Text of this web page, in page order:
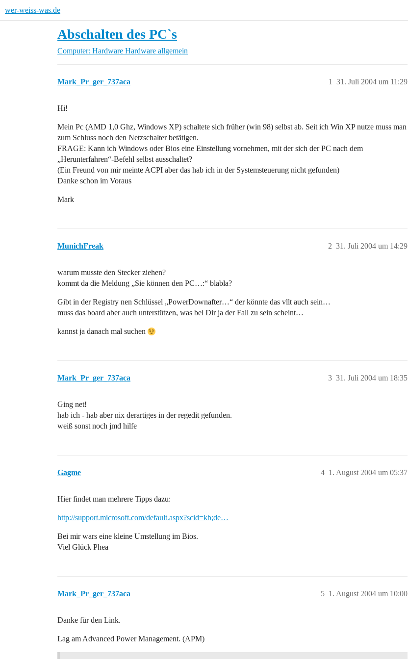
wer-weiss-was.de
Abschalten des PC`s
Computer: Hardware Hardware allgemein
Mark_Pr_ger_737aca 31. Juli 2004 um 11:29
1
Hi!
Mein Pc (AMD 1,0 Ghz, Windows XP) schaltete sich früher (win 98) selbst ab. Seit ich Win XP nutze muss man
zum Schluss noch den Netzschalter betätigen.
FRAGE: Kann ich Windows oder Bios eine Einstellung vornehmen, mit der sich der PC nach dem
„Herunterfahren“-Befehl selbst ausschaltet?
(Ein Freund von mir meinte ACPI aber das hab ich in der Systemsteuerung nicht gefunden)
Danke schon im Voraus
Mark
MunichFreak 31. Juli 2004 um 14:29
2
warum musste den Stecker ziehen?
kommt da die Meldung „Sie können den PC…:“ blabla?
Gibt in der Registry nen Schlüssel „PowerDownafter…“ der könnte das vllt auch sein…
muss das board aber auch unterstützen, was bei Dir ja der Fall zu sein scheint…
kannst ja danach mal suchen
Mark_Pr_ger_737aca 31. Juli 2004 um 18:35
3
Ging net!
hab ich - hab aber nix derartiges in der regedit gefunden.
weiß sonst noch jmd hilfe
Gagme 1. August 2004 um 05:37
4
Hier findet man mehrere Tipps dazu:
http://support.microsoft.com/default.aspx?scid=kb;de…
Bei mir wars eine kleine Umstellung im Bios.
Viel Glück Phea
Mark_Pr_ger_737aca 1. August 2004 um 10:00
5
Danke für den Link.
Lag am Advanced Power Management. (APM)